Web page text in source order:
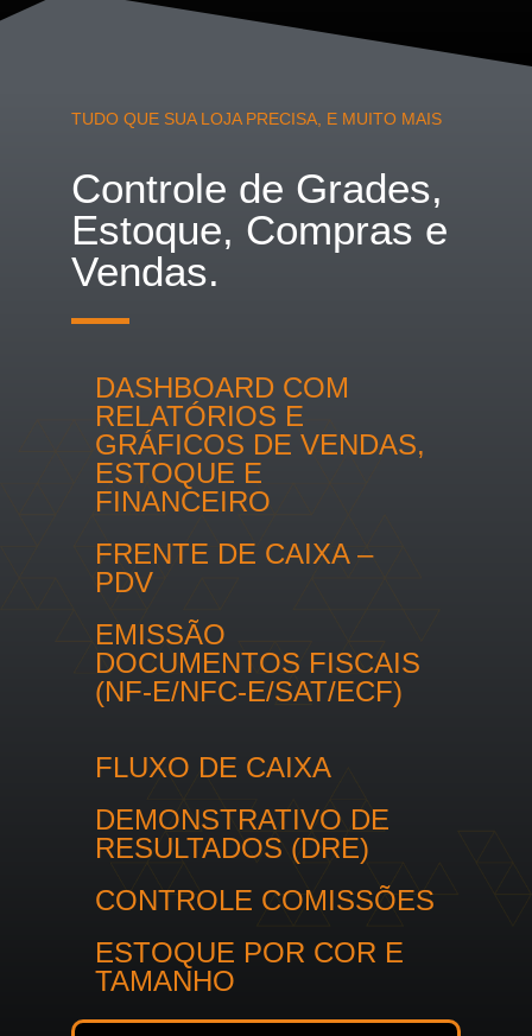
TUDO QUE SUA LOJA PRECISA, E MUITO MAIS
Controle de Grades,
Estoque, Compras e
Vendas.
DASHBOARD COM
RELATÓRIOS E
GRÁFICOS DE VENDAS,
ESTOQUE E
FINANCEIRO
FRENTE DE CAIXA –
PDV
EMISSÃO
DOCUMENTOS FISCAIS
(NF-E/NFC-E/SAT/ECF)
FLUXO DE CAIXA
DEMONSTRATIVO DE
RESULTADOS (DRE)
CONTROLE COMISSÕES
ESTOQUE POR COR E
TAMANHO